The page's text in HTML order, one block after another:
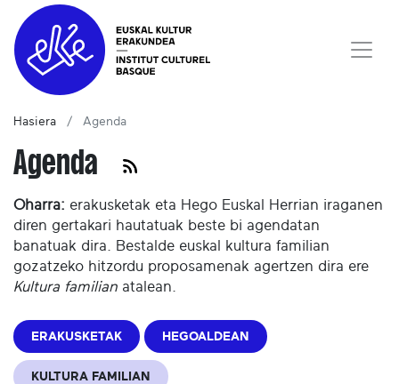
Hasiera Agenda
Agenda
Oharra: erakusketak eta Hego Euskal Herrian iraganen
diren gertakari hautatuak beste bi agendatan
banatuak dira. Bestalde euskal kultura familian
gozatzeko hitzordu proposamenak agertzen dira ere
Kultura familian atalean.
ERAKUSKETAK HEGOALDEAN
KULTURA FAMILIAN